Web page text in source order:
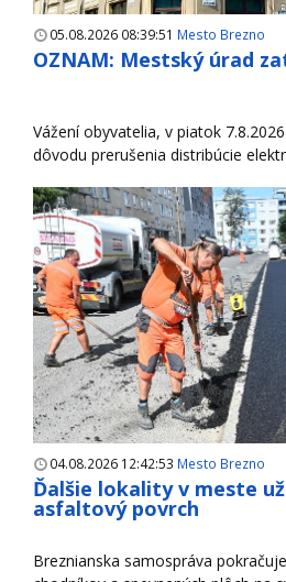
05.08.2026 08:39:51 Mesto Brezno
OZNAM: Mestský úrad
Vážení obyvatelia, v piatok
dôvodu prerušenia distribúcie
04.08.2026 12:42:53 Mesto Brezno
Ďalšie lokality v meste
asfaltový povrch
Breznianska samospráva